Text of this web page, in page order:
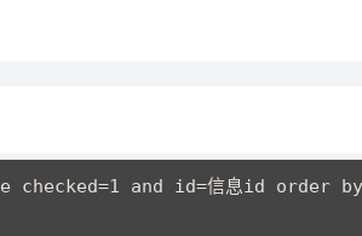
checked=1 and id=信息id order